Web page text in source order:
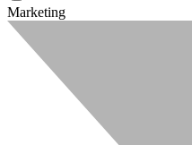
Marketing